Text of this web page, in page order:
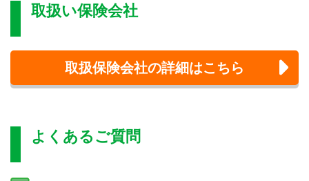
取扱い保険会社
取扱保険会社の詳細はこちら
よくあるご質問